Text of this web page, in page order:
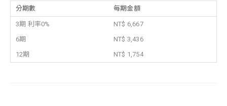
分期數 每期金額
3期 利率0%
NT$ 6,667
6期
NT$ 3,436
12期
NT$ 1,754